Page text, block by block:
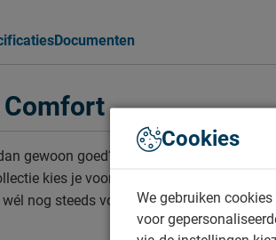
Documenten
Comfort
gewoon goed? Met de
kies je voor lekker
nog steeds voor de scherpste
Cookies
We gebruiken
voor